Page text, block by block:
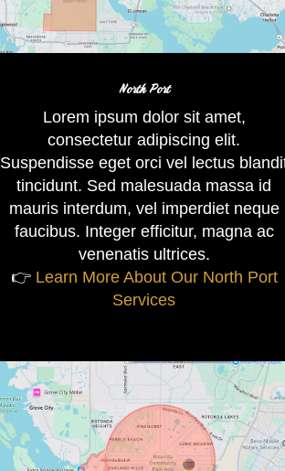
North Port
Lorem ipsum dolor sit amet,
consectetur adipiscing elit.
Suspendisse eget orci vel lectus
tincidunt. Sed malesuada massa id
mauris interdum, vel imperdiet neque
faucibus. Integer efficitur, magna ac
venenatis ultrices.
👉 Learn More About Our North Port
Services